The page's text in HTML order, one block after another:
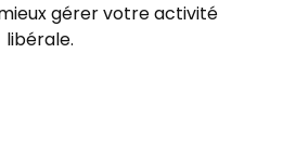
gérer votre activité
libérale.